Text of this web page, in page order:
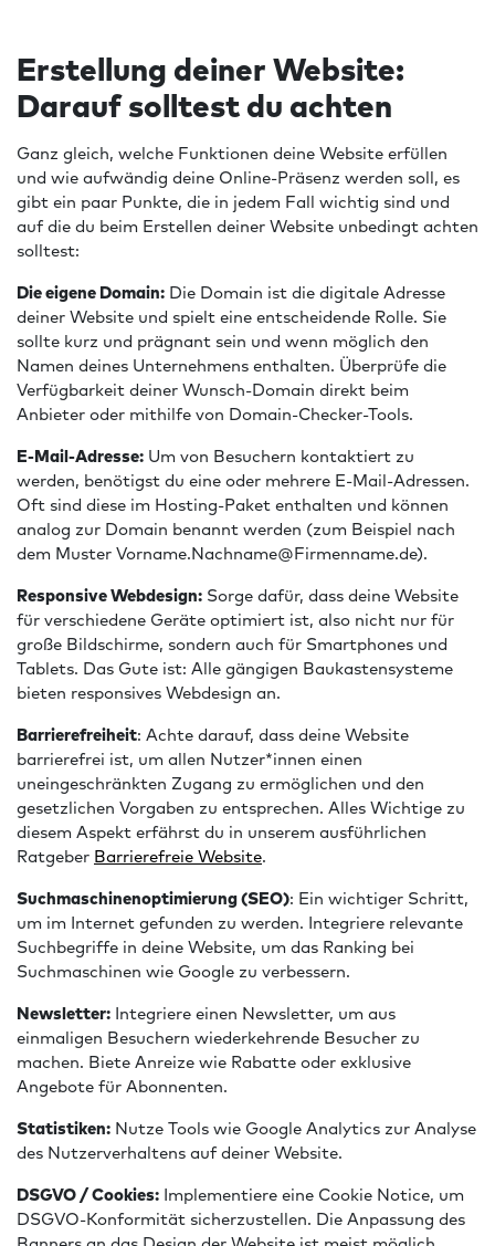
Erstellung deiner Website:
Darauf solltest du achten
Ganz gleich, welche Funktionen deine Website erfüllen
und wie aufwändig deine Online-Präsenz werden soll, es
gibt ein paar Punkte, die in jedem Fall wichtig sind und
auf die du beim Erstellen deiner Website unbedingt achten
solltest:
Die eigene Domain: Die Domain ist die digitale Adresse
deiner Website und spielt eine entscheidende Rolle. Sie
sollte kurz und prägnant sein und wenn möglich den
Namen deines Unternehmens enthalten. Überprüfe die
Verfügbarkeit deiner Wunsch-Domain direkt beim
Anbieter oder mithilfe von Domain-Checker-Tools.
E-Mail-Adresse: Um von Besuchern kontaktiert zu
werden, benötigst du eine oder mehrere E-Mail-Adressen.
Oft sind diese im Hosting-Paket enthalten und können
analog zur Domain benannt werden (zum Beispiel nach
dem MusterVorname.Nachname@Firmenname.de).
Responsive Webdesign: Sorge dafür, dass deine Website
für verschiedene Geräte optimiert ist, also nicht nur für
große Bildschirme, sondern auch für Smartphones und
Tablets. Das Gute ist: Alle gängigen Baukastensysteme
bieten responsives Webdesign an.
Barrierefreiheit: Achte darauf, dass deine Website
barrierefrei ist, um allen Nutzer*innen einen
uneingeschränkten Zugang zu ermöglichen und den
gesetzlichen Vorgaben zu entsprechen. Alles Wichtige zu
diesem Aspekt erfährst du in unserem ausführlichen
Ratgeber Barrierefreie Website.
Suchmaschinenoptimierung (SEO): Ein wichtiger Schritt,
um im Internet gefunden zu werden. Integriere relevante
Suchbegriffe in deine Website, um das Ranking bei
Suchmaschinen wie Google zu verbessern.
Newsletter: Integriere einen Newsletter, um aus
einmaligen Besuchern wiederkehrende Besucher zu
machen. Biete Anreize wie Rabatte oder exklusive
Angebote für Abonnenten.
Statistiken: Nutze Tools wie Google Analytics zur Analyse
des Nutzerverhaltens auf deiner Website.
DSGVO / Cookies: Implementiere eine Cookie Notice, um
DSGVO-Konformität sicherzustellen. Die Anpassung des